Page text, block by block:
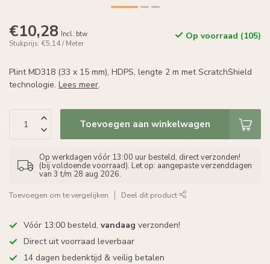
€10,28 Incl. btw
Stukprijs: €5,14 / Meter
Op voorraad (105)
Plint MD318 (33 x 15 mm), HDPS, lengte 2 m met ScratchShield
technologie. Lees meer.
Toevoegen aan winkelwagen
Op werkdagen vóór 13:00 uur besteld, direct verzonden!
(bij voldoende voorraad). Let op: aangepaste verzenddagen
van 3 t/m 28 aug 2026.
Toevoegen om te vergelijken Deel dit product
Vóór 13:00 besteld, vandaag verzonden!
Direct uit voorraad leverbaar
14 dagen bedenktijd & veilig betalen